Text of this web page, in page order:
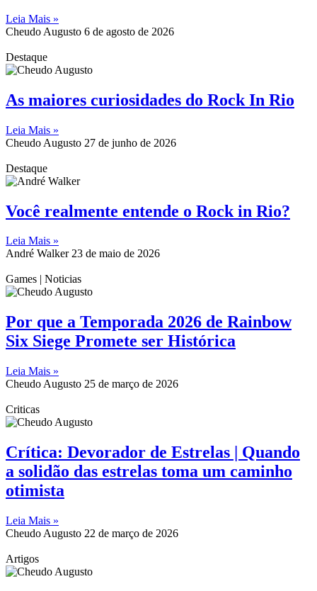
Leia Mais »
Cheudo Augusto 6 de agosto de 2026
Destaque
As maiores curiosidades do Rock In Rio
Leia Mais »
Cheudo Augusto 27 de junho de 2026
Destaque
Você realmente entende o Rock in Rio?
Leia Mais »
André Walker23 de maio de 2026
Games | Noticias
Por que a Temporada 2026 de Rainbow
Six Siege Promete ser Histórica
Leia Mais »
Cheudo Augusto 25 de março de 2026
Criticas
Crítica: Devorador de Estrelas | Quando
a solidão das estrelas toma um caminho
otimista
Leia Mais »
Cheudo Augusto 22 de março de 2026
Artigos